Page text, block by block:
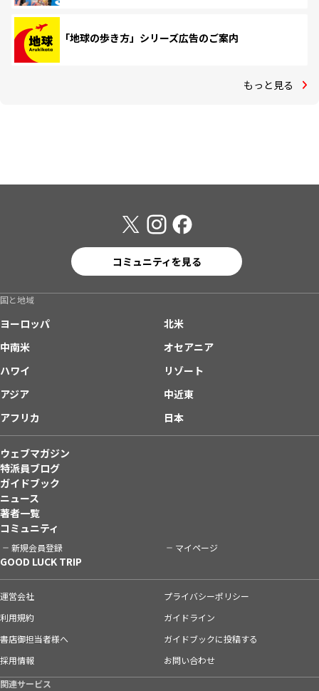
「地球の歩き方」シリーズ広告のご案内
もっと見る
コミュニティを見る
国と地域
ヨーロッパ
北米
中南米
オセアニア
ハワイ
リゾート
アジア
中近東
アフリカ
日本
ウェブマガジン
特派員ブログ
ガイドブック
ニュース
著者一覧
コミュニティ
新規会員登録 マイページ
GOOD LUCK TRIP
運営会社
プライバシーポリシー
利用規約
ガイドライン
書店御担当者様へ
ガイドブックに投稿する
採用情報
お問い合わせ
関連サービス